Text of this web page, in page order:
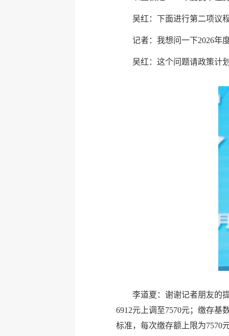
吴红：下面进行第二项议
记者：我想问一下2026年
吴红：这个问题请政策计
李道夏：谢谢记者朋友的
6912元上调至7570元；缴存基
标准，每次缴存额上限为7570